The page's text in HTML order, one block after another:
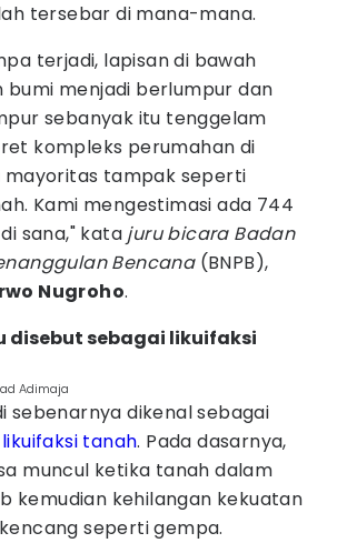
tersebar di mana-mana.
terjadi, lapisan di bawah
bumi menjadi berlumpur dan
sebanyak itu tenggelam
kompleks perumahan di
mayoritas tampak seperti
Kami mengestimasi ada 744
sana," kata juru bicara Badan
Bencana (BNPB),
Nugroho.
disebut sebagai likuifaksi
Adimaja
sebenarnya dikenal sebagai
likuifaksi tanah. Pada dasarnya,
muncul ketika tanah dalam
kemudian kehilangan kekuatan
seperti gempa.